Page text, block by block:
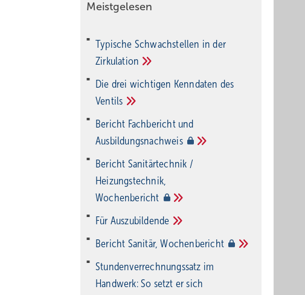
Meistgelesen
Typische Schwachstellen in der
Zirkulation
Die drei wichtigen Kenndaten des
Ventils
Bericht Fachbericht und
Ausbildungsnachweis
Bericht Sanitärtechnik /
Heizungstechnik,
Wochenbericht
Für Auszubildende
Bericht Sanitär,Wochenbericht
Stundenverrechnungssatz im
Handwerk: So setzt er sich